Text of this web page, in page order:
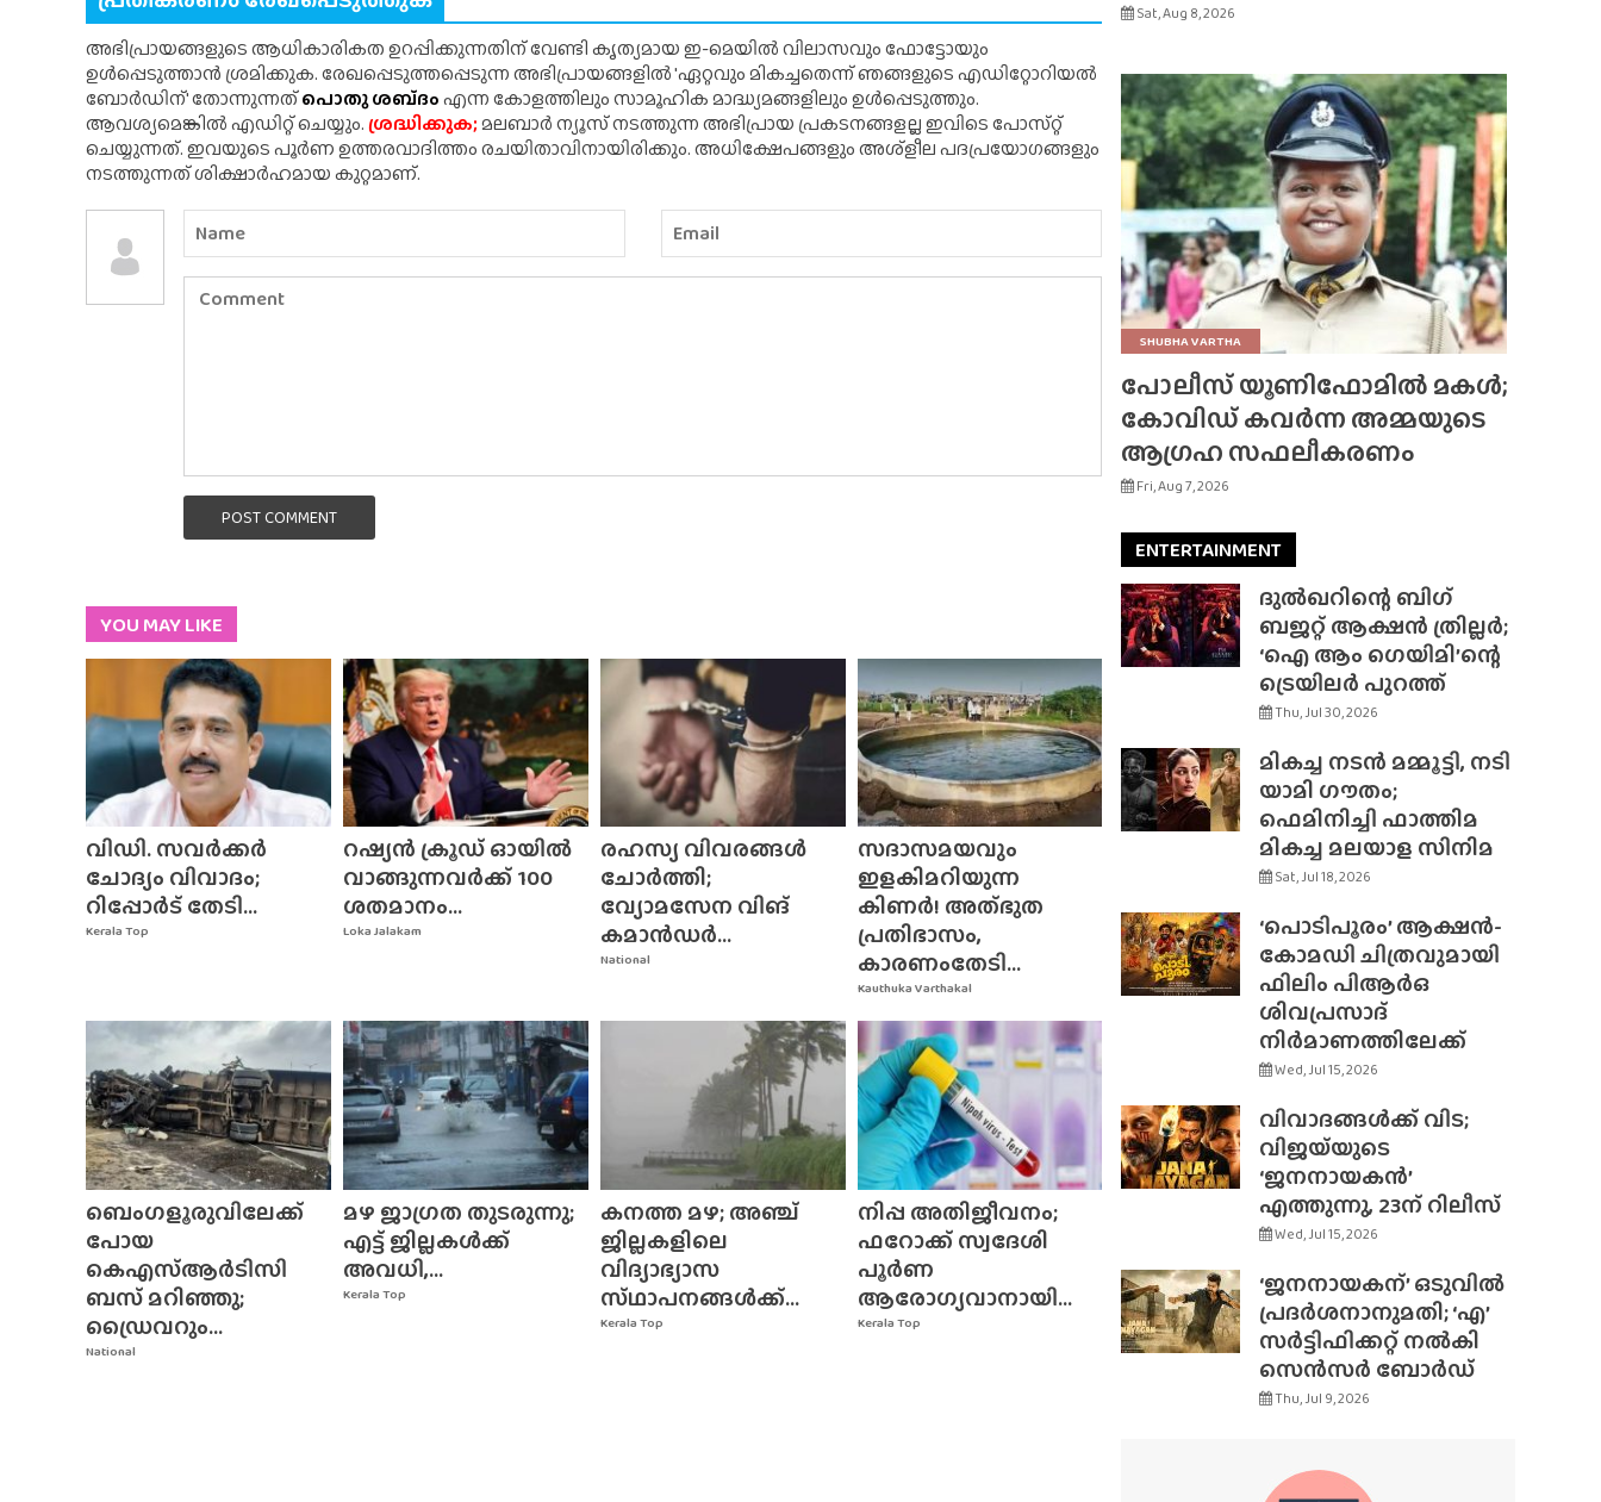
അഭിപ്രായങ്ങളുടെ ആധികാരികത ഉറപ്പിക്കുന്നതിന് വേണ്ടി കൃത്യമായ ഇ-മെയിൽ വിലാസവും ഫോട്ടോയും
ഉൾപ്പെടുത്താൻ ശ്രമിക്കുക. രേഖപ്പെടുത്തപ്പെടുന്ന അഭിപ്രായങ്ങളിൽ 'ഏറ്റവും മികച്ചതെന്ന് ഞങ്ങളുടെ എഡിറ്റോറിയൽ
ബോർഡിന്' തോന്നുന്നത്പൊതു ശബ്‌ദംഎന്ന കോളത്തിലും സാമൂഹിക മാദ്ധ്യമങ്ങളിലും ഉൾപ്പെടുത്തും.
ആവശ്യമെങ്കിൽ എഡിറ്റ് ചെയ്യും.ശ്രദ്ധിക്കുക;മലബാർ ന്യൂസ് നടത്തുന്ന അഭിപ്രായ പ്രകടനങ്ങളല്ല ഇവിടെ പോസ്‌റ്റ്
ചെയ്യുന്നത്. ഇവയുടെ പൂർണ ഉത്തരവാദിത്തം രചയിതാവിനായിരിക്കും. അധിക്ഷേപങ്ങളും അശ്‌ളീല പദപ്രയോഗങ്ങളും
നടത്തുന്നത് ശിക്ഷാർഹമായ കുറ്റമാണ്.
POST COMMENT
YOU MAY LIKE
Kerala Top
വിഡി. സവർക്കർ
ചോദ്യം വിവാദം;
റിപ്പോർട് തേടി...
Loka Jalakam
റഷ്യൻ ക്രൂഡ് ഓയിൽ
വാങ്ങുന്നവർക്ക് 100
ശതമാനം...
National
രഹസ്യ വിവരങ്ങൾ
ചോർത്തി;
വ്യോമസേന വിങ്‌
കമാൻഡർ...
Kauthuka Varthakal
സദാസമയവും
ഇളകിമറിയുന്ന
കിണർ! അത്‌ഭുത
പ്രതിഭാസം,
കാരണംതേടി...
National
ബെംഗളൂരുവിലേക്ക്
പോയ
കെഎസ്ആർടിസി
ബസ് മറിഞ്ഞു;
ഡ്രൈവറും...
Kerala Top
മഴ ജാഗ്രത തുടരുന്നു;
എട്ട് ജില്ലകൾക്ക്
അവധി,...
Kerala Top
കനത്ത മഴ; അഞ്ച്
ജില്ലകളിലെ
വിദ്യാഭ്യാസ
സ്‌ഥാപനങ്ങൾക്ക്‌...
Kerala Top
നിപ്പ അതിജീവനം;
ഫറോക്ക് സ്വദേശി
പൂർണ
ആരോഗ്യവാനായി...
Sat, Aug 8, 2026
SHUBHA VARTHA
പോലീസ് യൂണിഫോമിൽ മകൾ;
കോവിഡ് കവർന്ന അമ്മയുടെ
ആഗ്രഹ സഫലീകരണം
Fri, Aug 7, 2026
ENTERTAINMENT
ദുൽഖറിന്റെ ബിഗ്
ബജറ്റ് ആക്ഷൻ ത്രില്ലർ;
‘ഐ ആം ഗെയിമി’ന്റെ
ട്രെയിലർ പുറത്ത്
Thu, Jul 30, 2026
മികച്ച നടൻ മമ്മൂട്ടി, നടി
യാമി ഗൗതം;
ഫെമിനിച്ചി ഫാത്തിമ
മികച്ച മലയാള സിനിമ
Sat, Jul 18, 2026
‘പൊടിപൂരം’ ആക്ഷൻ-
കോമഡി ചിത്രവുമായി
ഫിലിം പിആർഒ
ശിവപ്രസാദ്
നിർമാണത്തിലേക്ക്
Wed, Jul 15, 2026
വിവാദങ്ങൾക്ക് വിട;
വിജയ്‌യുടെ
‘ജനനായകൻ’
എത്തുന്നു, 23ന് റിലീസ്
Wed, Jul 15, 2026
‘ജനനായകന്’ ഒടുവിൽ
പ്രദർശനാനുമതി; ‘എ’
സർട്ടിഫിക്കറ്റ് നൽകി
സെൻസർ ബോർഡ്
Thu, Jul 9, 2026